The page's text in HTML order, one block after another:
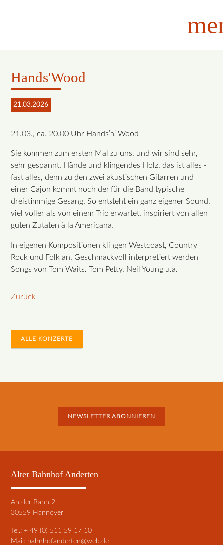
Hands'Wood
21.03.2026
21.03., ca. 20.00 Uhr Hands’n‘ Wood
Sie kommen zum ersten Mal zu uns, und wir sind sehr,
sehr gespannt. Hände und klingendes Holz, das ist alles -
fast alles, denn zu den zwei akustischen Gitarren und
einer Cajon kommt noch der für die Band typische
dreistimmige Gesang. So entsteht ein ganz eigener Sound,
viel voller als von einem Trio erwartet, inspiriert von allen
guten Zutaten à la Americana.
In eigenen Kompositionen klingen Westcoast, Country
Rock und Folk an. Geschmackvoll interpretiert werden
Songs von Tom Waits, Tom Petty, Neil Young u.a.
Zurück
ALLE KONZERTE
NEWSLETTER ABONNIEREN
Alter Bahnhof Anderten
An der Bahn 2
30559 Hannover
Tel.: + 49 (0) 511 59 17 10
Mail: bahnhofanderten@web.de